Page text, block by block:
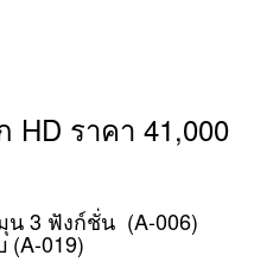
HD ราคา 41,000
น 3 ฟังก์ชั่น (A-006)
019)